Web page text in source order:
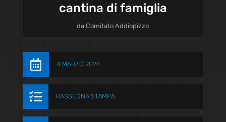
cantina di famiglia
daComitato Addiopizzo
 4 MARZO 2024
 RASSEGNA STAMPA